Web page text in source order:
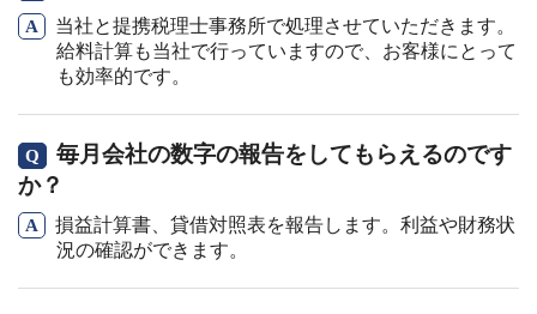
当社と提携税理士事務所で処理させていただきます。
給料計算も当社で行っていますので、お客様にとって
も効率的です。
毎月会社の数字の報告をしてもらえるのです
か？
損益計算書、貸借対照表を報告します。利益や財務状
況の確認ができます。